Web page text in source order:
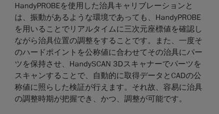
HandyPROBEを使用した治具キャリブレーションと
は、振動があるような環境であっても、HandyPROBE
を用いることでリアルタイムに三次元座標値を確認し
ながら治具位置の調整をすることです。また、一度そ
のハードポイントを公称値に合わせてその治具にパー
ツを保持させ、HandySCAN 3Dスキャナーでパーツを
スキャンすることで、自動的に取得データとCADの公
称値に照らした検証が行えます。それ故、容易に治具
の調整時期が把握でき、かつ、調整が可能です。